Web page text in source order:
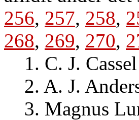
256, 257, 258,
268, 269, 270,
1. C. J. Cassel
2. A. J.
3. Magnus